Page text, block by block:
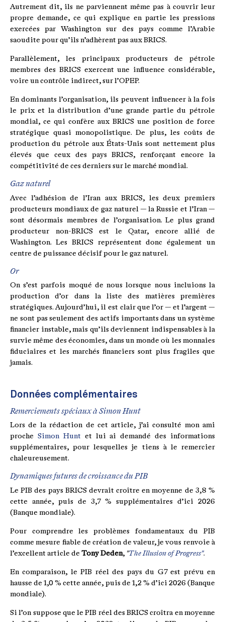
Autrement dit, ils ne parviennent même pas à couvrir leur
propre demande, ce qui explique en partie les pressions
exercées par Washington sur des pays comme l’Arabie
saoudite pour qu’ils n’adhèrent pas aux BRICS.
Parallèlement, les principaux producteurs de pétrole
membres des BRICS exercent une influence considérable,
voire un contrôle indirect, sur l’OPEP.
En dominants l’organisation, ils peuvent influencer à la fois
le prix et la distribution d’une grande partie du pétrole
mondial, ce qui confère aux BRICS une position de force
stratégique quasi monopolistique. De plus, les coûts de
production du pétrole aux États-Unis sont nettement plus
élevés que ceux des pays BRICS, renforçant encore la
compétitivité de ces derniers sur le marché mondial.
Gaz naturel
Avec l’adhésion de l’Iran aux BRICS, les deux premiers
producteurs mondiaux de gaz naturel — la Russie et l’Iran —
sont désormais membres de l’organisation. Le plus grand
producteur non-BRICS est le Qatar, encore allié de
Washington. Les BRICS représentent donc également un
centre de puissance décisif pour le gaz naturel.
Or
On s’est parfois moqué de nous lorsque nous incluions la
production d’or dans la liste des matières premières
stratégiques. Aujourd’hui, il est clair que l’or — et l’argent —
ne sont pas seulement des actifs importants dans un système
financier instable, mais qu’ils deviennent indispensables à la
survie même des économies, dans un monde où les monnaies
fiduciaires et les marchés financiers sont plus fragiles que
jamais.
Données complémentaires
Remerciements spéciaux à Simon Hunt
Lors de la rédaction de cet article, j’ai consulté mon ami
proche Simon Hunt et lui ai demandé des informations
supplémentaires, pour lesquelles je tiens à le remercier
chaleureusement.
Dynamiques futures de croissance du PIB
Le PIB des pays BRICS devrait croître en moyenne de 3,8 %
cette année, puis de 3,7 % supplémentaires d’ici 2026
(Banque mondiale).
Pour comprendre les problèmes fondamentaux du PIB
comme mesure fiable de création de valeur, je vous renvoie à
l’excellent article de Tony Deden, "The Illusion of Progress".
En comparaison, le PIB réel des pays du G7 est prévu en
hausse de 1,0 % cette année, puis de 1,2 % d’ici 2026 (Banque
mondiale).
Si l’on suppose que le PIB réel des BRICS croîtra en moyenne